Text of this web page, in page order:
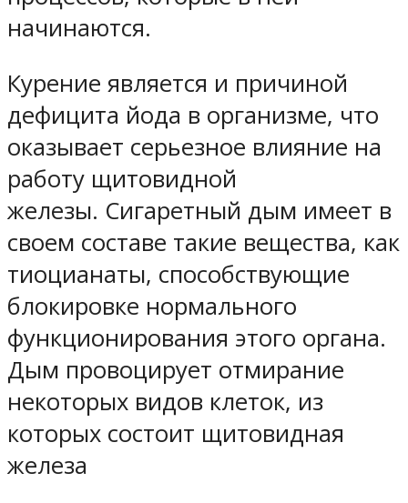
начинаются.
Курение является и причиной
дефицита йода в организме, что
оказывает серьезное влияние на
работу щитовидной
железы. Сигаретный дым имеет в
своем составе такие вещества, как
тиоцианаты, способствующие
блокировке нормального
функционирования этого органа.
Дым провоцирует отмирание
некоторых видов клеток, из
которых состоит щитовидная
железа